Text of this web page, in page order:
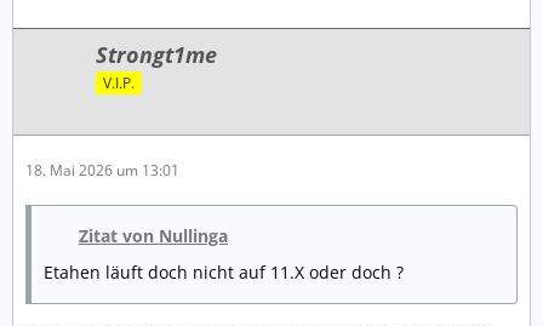
Strongt1me
V.I.P.
18. Mai 2026 um 13:01
Zitat von Nullinga
Etahen läuft doch nicht auf 11.X oder doch ?